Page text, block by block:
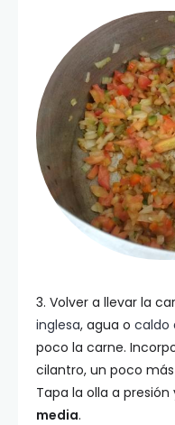
3. Volver a llevar la
inglesa, agua o caldo
poco la carne.
cilantro, un poco
Tapa la olla a presión
media.